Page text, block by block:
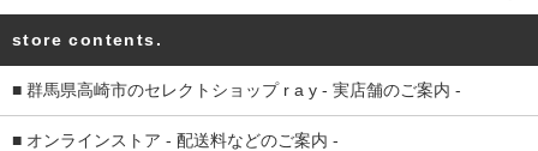
store contents.
■ 群馬県高崎市のセレクトショップ r a y - 実店舗のご案内 -
■ オンラインストア - 配送料などのご案内 -